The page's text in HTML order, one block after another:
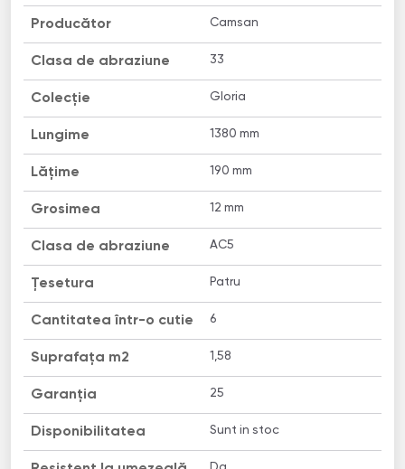
Producător Camsan
Clasa de abraziune 33
Colecție Gloria
Lungime 1380 mm
Lățime 190 mm
Grosimea 12 mm
Clasa de abraziune AC5
Țesetura Patru
Cantitatea într-o cutie 6
Suprafața m2 1,58
Garanția 25
Disponibilitatea Sunt in stoc